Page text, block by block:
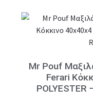
Mr Pouf
Ferari
POLYESTER